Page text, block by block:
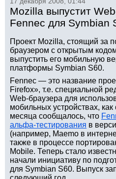
Mozilla выпустит
Fennec для Symbian
Проект Mozilla, стоящий за
браузером с открытым
выпустить его мобильную
платформы Symbian S60.
Fennec — это название
Firefox», т.е. специальной
Web-браузера для
мобильных устройствах,
месяца сообщалось, что
альфа-тестирования в
(например, Maemo в
также в процессе
Mobile. Теперь стало
начали инициативу по
для Symbian S60. Выпуск